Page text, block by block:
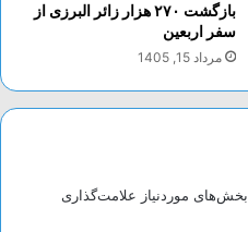
بازگشت ۲۷۰ هزار زائر البرزی از
سفر اربعین
مرداد 15, 1405
بخش‌های موردنیاز علامت‌گذاری